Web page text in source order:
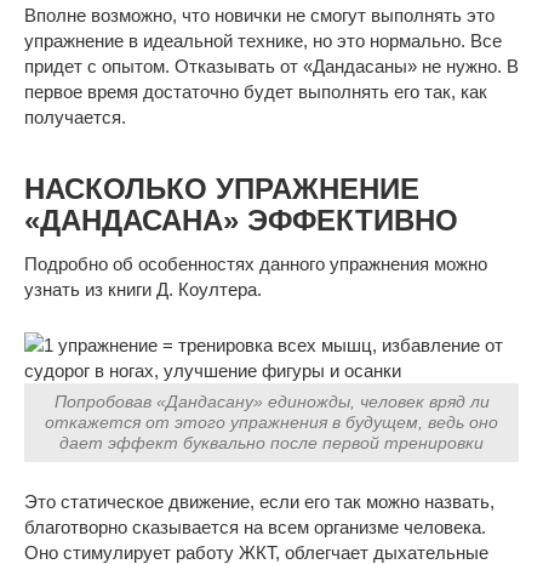
Вполне возможно, что новички не смогут выполнять это
упражнение в идеальной технике, но это нормально. Все
придет с опытом. Отказывать от «Дандасаны» не нужно. В
первое время достаточно будет выполнять его так, как
получается.
НАСКОЛЬКО УПРАЖНЕНИЕ
«ДАНДАСАНА» ЭФФЕКТИВНО
Подробно об особенностях данного упражнения можно
узнать из книги Д. Коултера.
Попробовав «Дандасану» единожды, человек вряд ли
откажется от этого упражнения в будущем, ведь оно
дает эффект буквально после первой тренировки
Это статическое движение, если его так можно назвать,
благотворно сказывается на всем организме человека.
Оно стимулирует работу ЖКТ, облегчает дыхательные